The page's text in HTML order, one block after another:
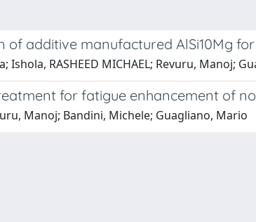
additive manufactured AlSi10Mg
RASHEED MICHAEL; Revuru, Manoj;
for fatigue enhancement of
Manoj; Bandini, Michele; Guagliano, Mario